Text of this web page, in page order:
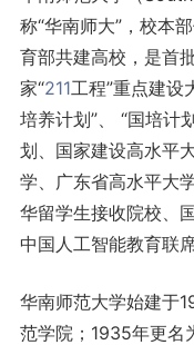
称“华南师大”，校本
育部共建高校，是首
家“211工程”重点建设
培养计划”、 “国培计
划、国家建设高水平
学、广东省高水平大
华留学生接收院校、
中国人工智能教育联
华南师范大学始建于
范学院；1935年更名